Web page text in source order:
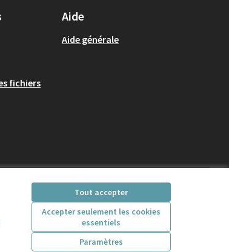
Tout accepter
Accepter seulement les cookies
essentiels
Paramètres
fichiers
Aide
Aide générale
Licence Creative
(Lien externe)